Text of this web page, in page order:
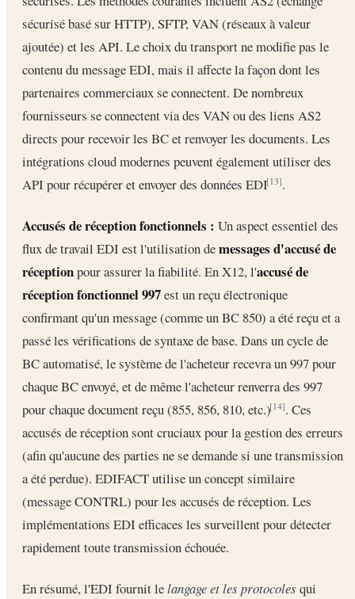
sécurisé basé sur HTTP), SFTP, VAN (réseaux à valeur
ajoutée) et les API. Le choix du transport ne modifie pas le
contenu du message EDI, mais il affecte la façon dont les
partenaires commerciaux se connectent. De nombreux
fournisseurs se connectent via des VAN ou des liens AS2
directs pour recevoir les BC et renvoyer les documents. Les
intégrations cloud modernes peuvent également utiliser des
API pour récupérer et envoyer des données EDI[13].
Accusés de réception fonctionnels : Un aspect essentiel des
flux de travail EDI est l'utilisation demessages d'accusé de
réceptionpour assurer la fiabilité. En X12, l'accusé de
réception fonctionnel 997est un reçu électronique
confirmant qu'un message (comme un BC 850) a été reçu et a
passé les vérifications de syntaxe de base. Dans un cycle de
BC automatisé, le système de l'acheteur recevra un 997 pour
chaque BC envoyé, et de même l'acheteur renverra des 997
pour chaque document reçu (855, 856, 810, etc.)[14]. Ces
accusés de réception sont cruciaux pour la gestion des erreurs
(afin qu'aucune des parties ne se demande si une transmission
a été perdue). EDIFACT utilise un concept similaire
(message CONTRL) pour les accusés de réception. Les
implémentations EDI efficaces les surveillent pour détecter
rapidement toute transmission échouée.
En résumé, l'EDI fournit lelangage et les protocoles qui